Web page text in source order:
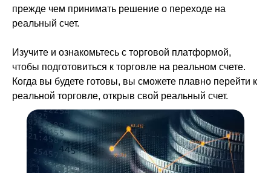
прежде чем принимать решение о переходе на
реальный счет.
Изучите и ознакомьтесь с торговой платформой,
чтобы подготовиться к торговле на реальном счете.
Когда вы будете готовы, вы сможете плавно перейти к
реальной торговле, открыв свой реальный счет.